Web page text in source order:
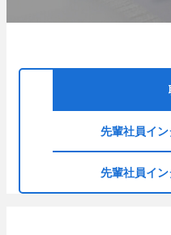
先輩社員イ
先輩社員イ
- 省エネそ
- 入退室管
- 防犯カメ
エンターテインメント
- 調光
- 野球場ス
- 大型映像